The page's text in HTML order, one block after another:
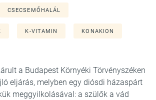
CSECSEMŐHALÁL
K-VITAMIN KONAKION
a Budapest Környéki Törvényszéken
eljárás, melyben egy diósdi házaspárt
meggyilkolásával: a szülők a vád